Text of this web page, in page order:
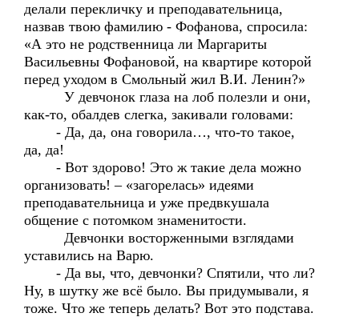
делали перекличку и преподавательница,
назвав твою фамилию - Фофанова, спросила:
«А это не родственница ли Маргариты
Васильевны Фофановой, на квартире которой
перед уходом в Смольный жил В.И. Ленин?»
У девчонок глаза на лоб полезли и они,
как-то, обалдев слегка, закивали головами:
- Да, да, она говорила…, что-то такое,
да, да!
- Вот здорово! Это ж такие дела можно
организовать! – «загорелась» идеями
преподавательница и уже предвкушала
общение с потомком знаменитости.
Девчонки восторженными взглядами
уставились на Варю.
- Да вы, что, девчонки? Спятили, что ли?
Ну, в шутку же всё было. Вы придумывали, я
тоже. Что же теперь делать? Вот это подстава.